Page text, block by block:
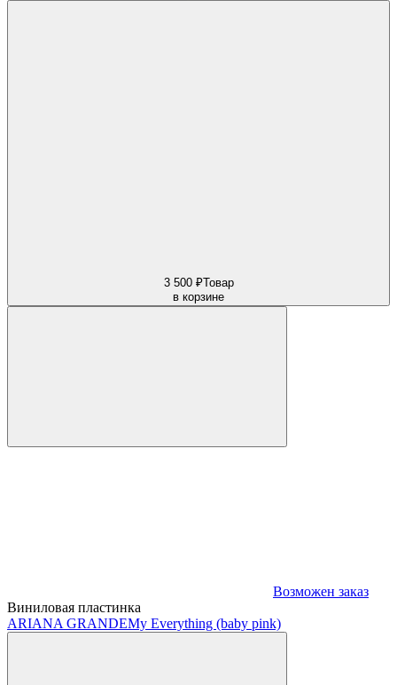
3 500 ₽Товар
в корзине
Возможен заказ
Виниловая пластинка
ARIANA GRANDEMy Everything (baby pink)